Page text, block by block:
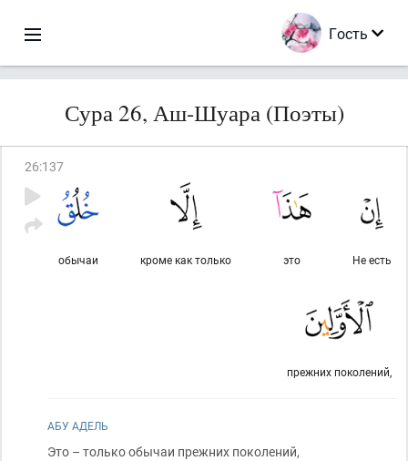
Гость
Сура 26, Аш-Шуара (Поэты)
26:137
Не есть
это
кроме как только
обычаи
прежних поколений,
АБУ АДЕЛЬ
Это – только обычаи прежних поколений,